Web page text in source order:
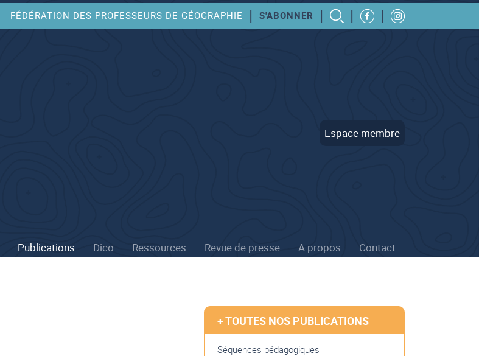
FÉDÉRATION DES PROFESSEURS DE GÉOGRAPHIE | S'ABONNER | | |
Espace membre
Publications Dico Ressources Revue de presse A propos Contact
+ TOUTES NOS PUBLICATIONS
Séquences pédagogiques